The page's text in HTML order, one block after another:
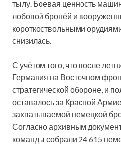
тылу. Боевая ценность
лобовой бронёй и
короткоствольными
снизилась.
С учётом того, что после
Германия на Восточном
стратегической обороне, и
оставалось за Красной
захватываемой немецкой
Согласно архивным
команды собрали 24 615